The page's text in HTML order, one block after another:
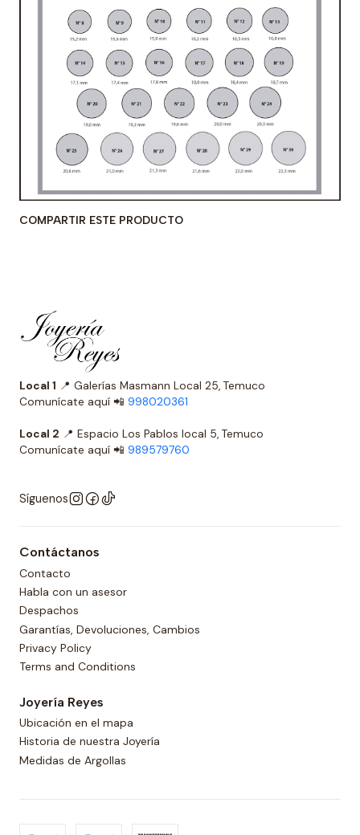
COMPARTIR ESTE PRODUCTO
Local 1 📍 Galerías Masmann Local 25, Temuco
Comunícate aquí 📲 998020361
Local 2 📍 Espacio Los Pablos local 5, Temuco
Comunícate aquí 📲 989579760
Síguenos
Contáctanos
Contacto
Habla con un asesor
Despachos
Garantías, Devoluciones, Cambios
Privacy Policy
Terms and Conditions
Joyería Reyes
Ubicación en el mapa
Historia de nuestra Joyería
Medidas de Argollas